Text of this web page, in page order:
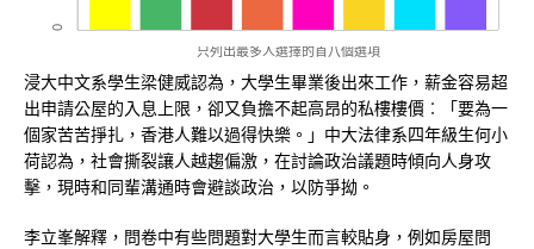
浸大中文系學生梁健威認為，大學生畢業後出來工作，薪金容易超
出申請公屋的入息上限，卻又負擔不起高昂的私樓樓價︰「要為一
個家苦苦掙扎，香港人難以過得快樂。」中大法律系四年級生何小
荷認為，社會撕裂讓人越趨偏激，在討論政治議題時傾向人身攻
擊，現時和同輩溝通時會避談政治，以防爭拗。
李立峯解釋，問卷中有些問題對大學生而言較貼身，例如房屋問